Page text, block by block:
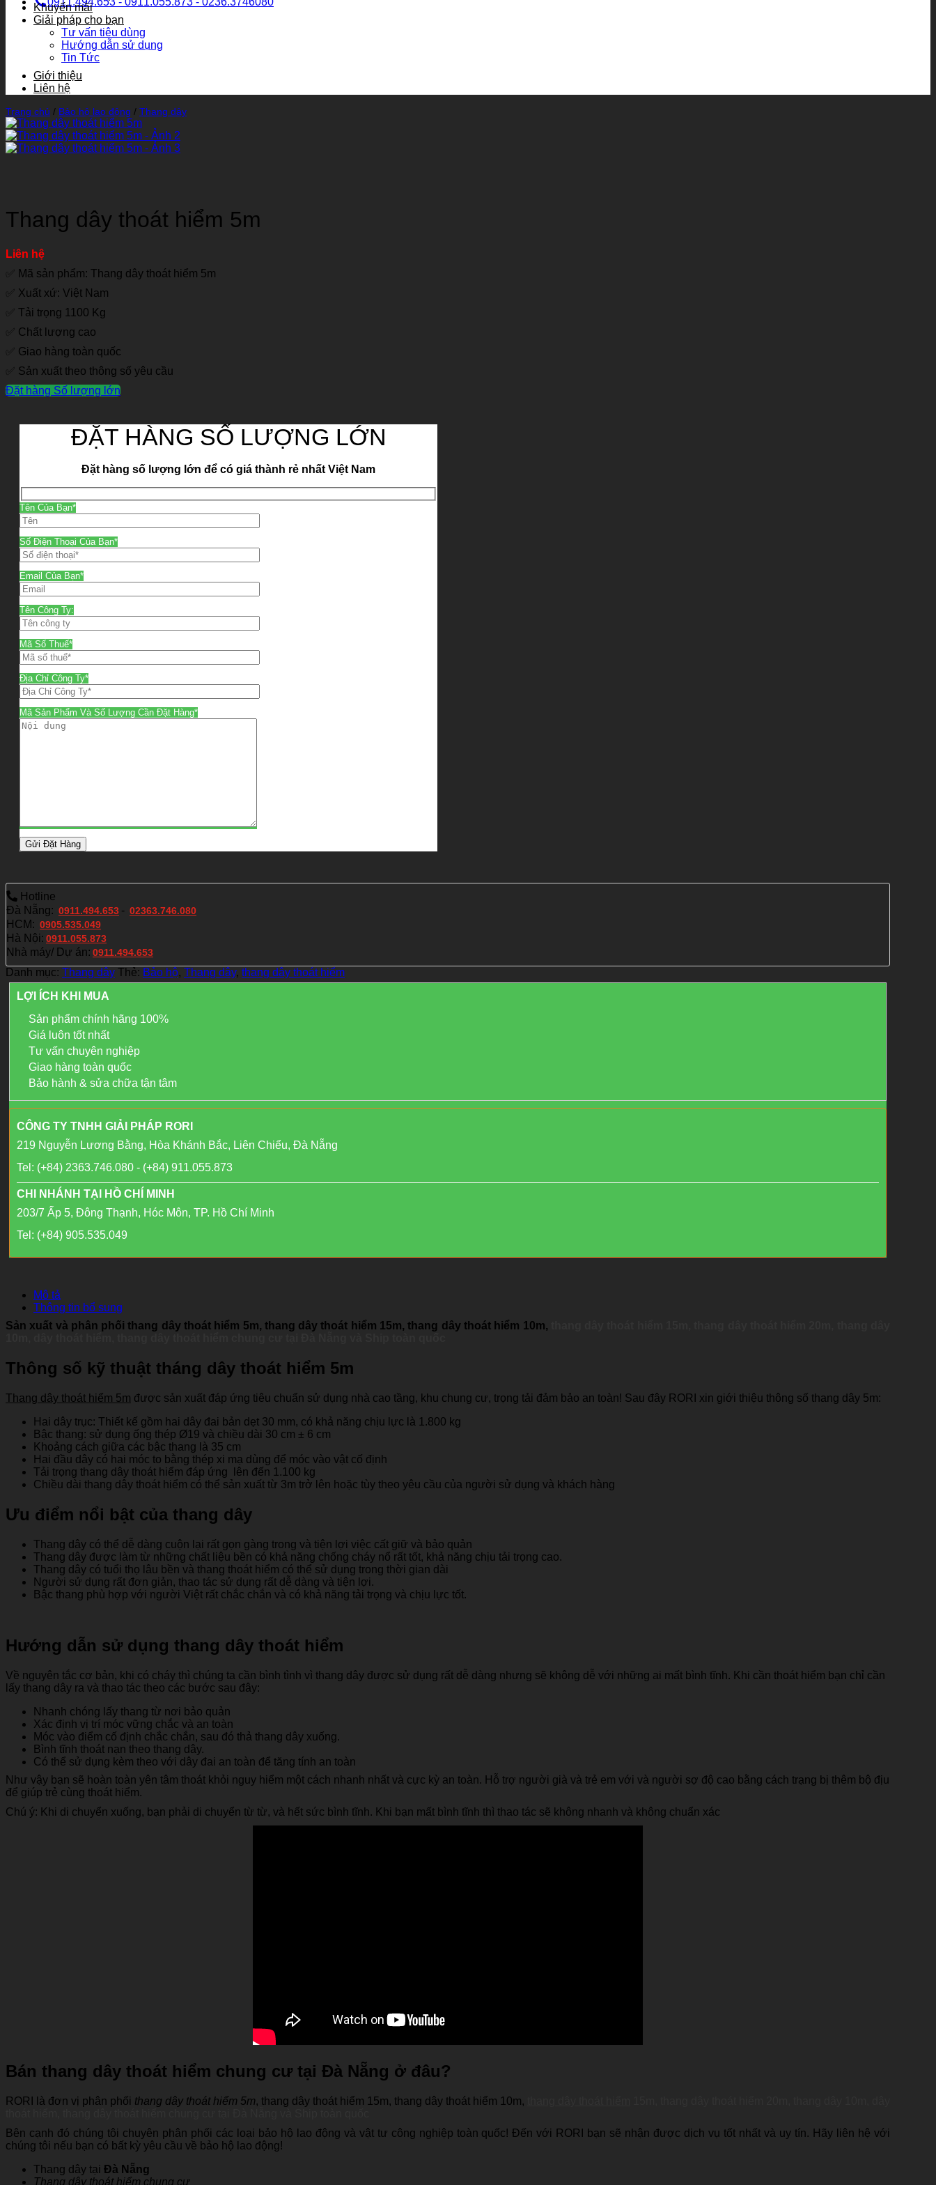
Khuyến mãi
Giải pháp cho bạn
Tư vấn tiêu dùng
Hướng dẫn sử dụng
Tin Tức
Giới thiệu
Liên hệ
Trang chủ / Bảo hộ lao động / Thang dây
Thang dây thoát hiểm 5m
Liên hệ
✅ Mã sản phẩm: Thang dây thoát hiểm 5m
✅ Xuất xứ: Việt Nam
✅ Tải trọng 1100 Kg
✅ Chất lượng cao
✅ Giao hàng toàn quốc
✅ Sản xuất theo thông số yêu cầu
Đặt hàng Số lượng lớn
ĐẶT HÀNG SỐ LƯỢNG LỚN
Đặt hàng số lượng lớn để có giá thành rẻ nhất Việt Nam
Tên Của Bạn*
Số Điện Thoại Của Bạn*
Email Của Bạn*
Tên Công Ty:
Mã Số Thuế*
Địa Chỉ Công Ty*
Mã Sản Phẩm Và Số Lượng Cần Đặt Hàng*
Hotline
Đà Nẵng: 0911.494.653 - 02363.746.080
HCM: 0905.535.049
Hà Nội: 0911.055.873
Nhà máy/ Dự án: 0911.494.653
Danh mục: Thang dây Thẻ: Bảo hộ, Thang dây, thang dây thoát hiểm
LỢI ÍCH KHI MUA
Sản phẩm chính hãng 100%
Giá luôn tốt nhất
Tư vấn chuyên nghiệp
Giao hàng toàn quốc
Bảo hành & sửa chữa tận tâm
CÔNG TY TNHH GIẢI PHÁP RORI
219 Nguyễn Lương Bằng, Hòa Khánh Bắc, Liên Chiểu, Đà Nẵng
Tel: (+84) 2363.746.080 - (+84) 911.055.873
CHI NHÁNH TẠI HỒ CHÍ MINH
203/7 Ấp 5, Đông Thạnh, Hóc Môn, TP. Hồ Chí Minh
Tel: (+84) 905.535.049
Mô tả
Thông tin bổ sung
Sản xuất và phân phối thang dây thoát hiểm 5m, thang dây thoát hiểm 15m,thang dây thoát hiểm 10m,
Thông số kỹ thuật tháng dây thoát hiểm 5m
Thang dây thoát hiểm 5m được sản xuất đáp ứng tiêu chuẩn sử dụng nhà cao tầng, khu chung cư, trọng tải đảm bảo an toàn! Sau đây RORI xin giới thiệu thông số thang dây 5m:
Hai dây trục: Thiết kế gồm hai dây đai bản dẹt 30 mm, có khả năng chịu lực là 1.800 kg
Bậc thang: sử dụng ống thép Ø19 và chiều dài 30 cm ± 6 cm
Khoảng cách giữa các bậc thang là 35 cm
Hai đầu dây có hai móc to bằng thép xi mạ dùng để móc vào vật cố định
Tải trọng thang dây thoát hiểm đáp ứng lên đến 1.100 kg
Chiều dài thang dây thoát hiểm có thể sản xuất từ 3m trở lên hoặc tùy theo yêu cầu của người sử dụng và khách hàng
Ưu điểm nổi bật của thang dây
Thang dây có thể dễ dàng cuộn lại rất gọn gàng trong và tiện lợi việc cất giữ và bảo quản
Thang dây được làm từ những chất liệu bền có khả năng chống cháy nổ rất tốt, khả năng chịu tải trọng cao.
Thang dây có tuổi thọ lâu bền và thang thoát hiểm có thể sử dụng trong thời gian dài
Người sử dụng rất đơn giản, thao tác sử dụng rất dễ dàng và tiện lợi.
Bậc thang phù hợp với người Việt rất chắc chắn và có khả năng tải trọng và chịu lực tốt.
Hướng dẫn sử dụng thang dây thoát hiểm
Về nguyên tắc cơ bản, khi có cháy thì chúng ta cần bình tình vì thang dây được sử dụng rất dễ dàng nhưng sẽ không dễ với những ai mất bình tĩnh. Khi cần thoát hiểm bạn chỉ cần
lấy thang dây ra và thao tác theo các bước sau đây:
Nhanh chóng lấy thang từ nơi bảo quản
Xác định vị trí móc vững chắc và an toàn
Móc vào điểm cố định chắc chắn, sau đó thả thang dây xuống.
Bình tĩnh thoát nạn theo thang dây.
Có thể sử dụng kèm theo với dây đai an toàn để tăng tính an toàn
Như vậy bạn sẽ hoàn toàn yên tâm thoát khỏi nguy hiểm một cách nhanh nhất và cực kỳ an toàn. Hỗ trợ người già và trẻ em với và người sợ độ cao bằng cách trạng bị thêm bộ địu
để giúp trẻ cùng thoát hiểm.
Chú ý: Khi di chuyển xuống, bạn phải di chuyển từ từ, và hết sức bình tĩnh. Khi bạn mất bình tĩnh thì thao tác sẽ không nhanh và không chuẩn xác
Bán thang dây thoát hiểm chung cư tại Đà Nẵng ở đâu?
RORI là đơn vị phân phối thang dây thoát hiểm 5m, thang dây thoát hiểm 15m, thang dây thoát hiểm 10m,
Bên cạnh đó chúng tôi chuyên phân phối các loại bảo hộ lao động và vật tư công nghiệp toàn quốc! Đến với RORI bạn sẽ nhận được dịch vụ tốt nhất và uy tín. Hãy liên hệ với
chúng tôi nếu bạn có bất kỳ yêu cầu về bảo hộ lao động!
Thang dây tại Đà Nẵng
Thang dây thoát hiểm chung cư